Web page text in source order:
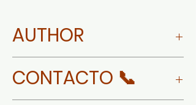
AUTHOR
LAM
CONTACTO 📞